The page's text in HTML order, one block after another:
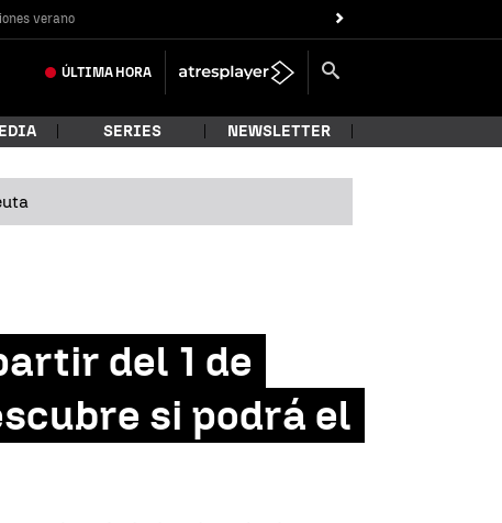
verano
ÚLTIMA HORA
SERIES NEWSLETTER
del 1 de
si podrá el